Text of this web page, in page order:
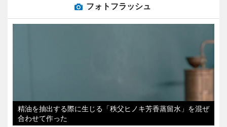
フォトフラッシュ
精油を抽出する際に生じる「秩父ヒノキ芳香蒸留水」を混ぜ
合わせて作った